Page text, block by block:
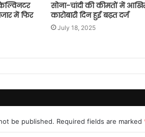
में फिर
सोना-चांदी की कीमतों में
कारोबारी दिन हुई बढ़त दर्ज
July 18, 2025
be published. Required fields are marked